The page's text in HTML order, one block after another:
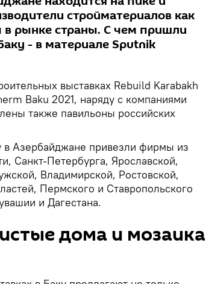
стройматериалов как
в рынке страны. С чем пришли
- в материале Sputnik
выставках Rebuild Karabakh
Baku 2021, наряду с компаниями
также павильоны российских
в Азербайджане привезли фирмы из
Санкт-Петербурга, Ярославской,
Владимирской, Ростовской,
Пермского и Ставропольского
и Дагестана.
дома и мозаика